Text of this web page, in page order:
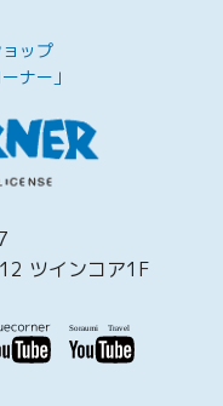
ョップ
ナー」
ツインコア1F